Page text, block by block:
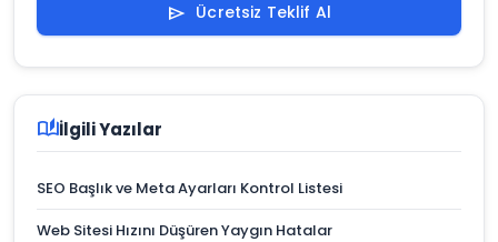
send Ücretsiz Teklif Al
auto_storiesİlgili Yazılar
SEO Başlık ve Meta Ayarları Kontrol Listesi
Web Sitesi Hızını Düşüren Yaygın Hatalar